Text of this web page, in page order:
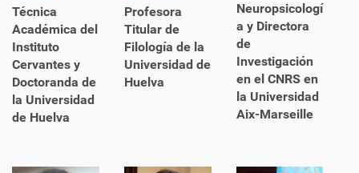
Técnica
Académica del
Instituto
Cervantes y
Doctoranda de
la Universidad
de Huelva
Profesora
Titular de
Filología de la
Universidad de
Huelva
Neuropsicologí
a y Directora
de
Investigación
en el CNRS en
la Universidad
Aix-Marseille